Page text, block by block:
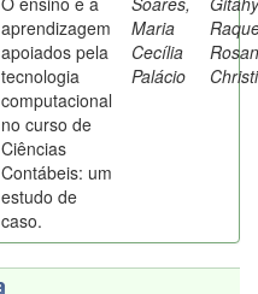
aprendizagem
apoiados pela
tecnologia
computacional
no curso de
Ciências
Contábeis: um
estudo de
caso.
Maria
Cecília
Palácio
Rosan